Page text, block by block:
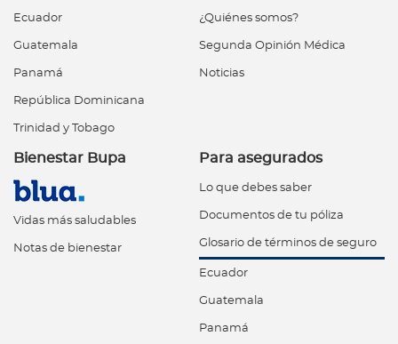
Ecuador
Guatemala
Panamá
República Dominicana
Trinidad y Tobago
¿Quiénes somos?
Segunda Opinión Médica
Noticias
Bienestar Bupa
Vidas más saludables
Notas de bienestar
Para asegurados
Lo que debes saber
Documentos de tu póliza
Glosario de términos de seguro
Ecuador
Guatemala
Panamá